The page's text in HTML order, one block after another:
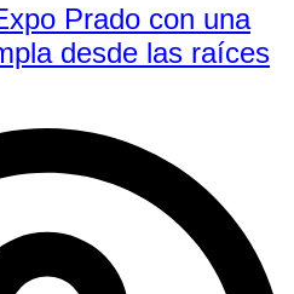
Prado con una
desde las raíces